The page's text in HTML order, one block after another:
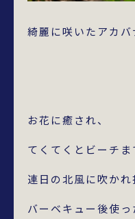
綺麗に咲いたアカ
お花に癒され、
てくてくとビーチま
連日の北風に吹かれ
バーベキュー後使